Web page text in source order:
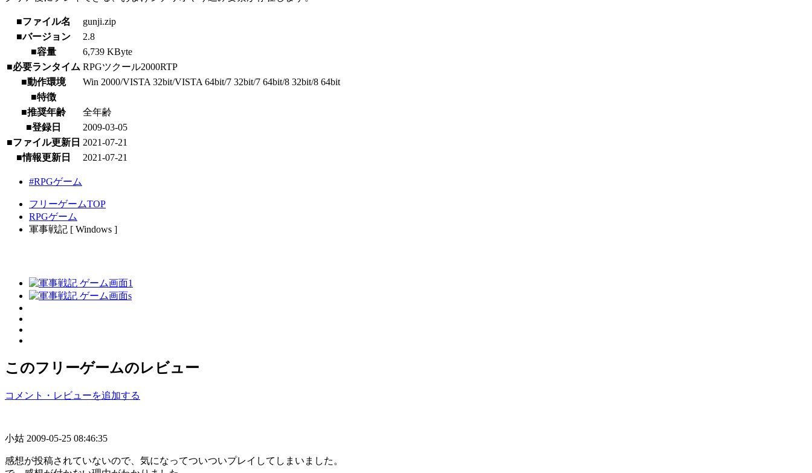
■ファイル名
gunji.zip
■バージョン
2.8
■容量
6,739 KByte
■必要ランタイム RPGツクール2000RTP
■動作環境
Win 2000/VISTA 32bit/VISTA 64bit/7 32bit/7 64bit/8 32bit/8 64bit
■特徴
■推奨年齢
全年齢
■登録日
2009-03-05
■ファイル更新日 2021-07-21
■情報更新日
2021-07-21
#RPGゲーム
フリーゲームTOP
RPGゲーム
軍事戦記 [ Windows ]
このフリーゲームのレビュー
コメント・レビューを追加する
小姑 2009-05-25 08:46:35
感想が投稿されていないので、気になってついついプレイしてしまいました。